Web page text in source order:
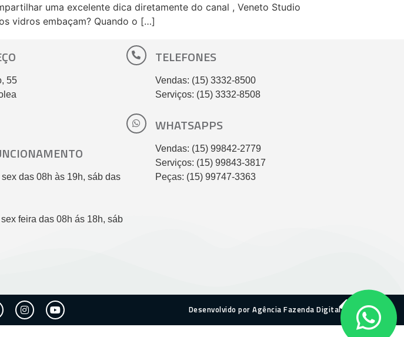
uma excelente dica diretamente do canal , Veneto Studio
vidros embaçam? Quando o […]
55
das 08h às 19h, sáb das
feira das 08h ás 18h, sáb
TELEFONES
Vendas: (15) 3332-8500
Serviços: (15) 3332-8508
WHATSAPPS
Vendas: (15) 99842-2779
Serviços: (15) 99843-3817
Peças: (15) 99747-3363
Desenvolvido por Agência Fazenda Digital